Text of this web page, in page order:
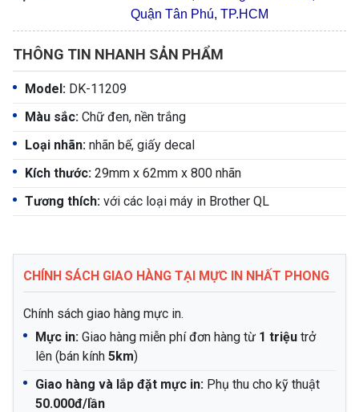
Quận Tân Phú, TP.HCM
THÔNG TIN NHANH SẢN PHẨM
Model: DK-11209
Màu sắc: Chữ đen, nền trắng
Loại nhãn: nhãn bế, giấy decal
Kích thước: 29mm x 62mm x 800 nhãn
Tương thích: với các loại máy in Brother QL
CHÍNH SÁCH GIAO HÀNG TẠI MỰC IN NHẤT PHONG
Chính sách giao hàng mực in.
Mực in: Giao hàng miễn phí đơn hàng từ 1 triệu trở
lên (bán kính 5km)
Giao hàng và lắp đặt mực in: Phụ thu cho kỹ thuật
50.000đ/lần